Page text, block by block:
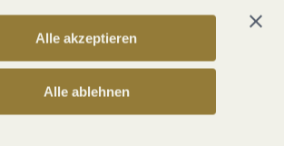
Alle akzeptieren
Alle ablehnen
Impressum
Barrierefreiheit
Vertrag widerrufen
widerrufen